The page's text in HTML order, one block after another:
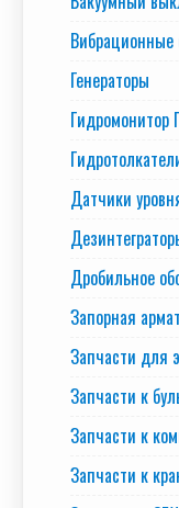
Вибрационные
Генераторы
Датчики
Дробильное
Запорная
Запчасти для
Запчасти к
Запчасти к
Запчасти к